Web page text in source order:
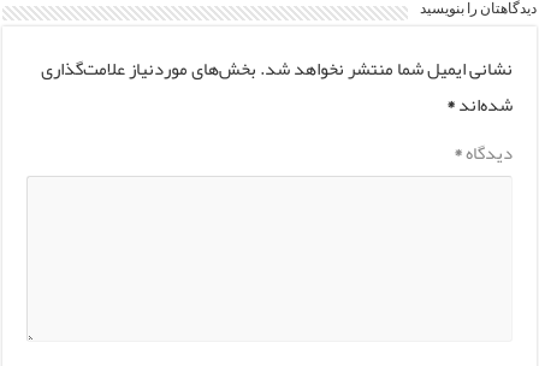
دیدگاهتان را بنویسید
نشانی ایمیل شما منتشر نخواهد شد.بخش‌های موردنیاز علامت‌گذاری
شده‌اند*
دیدگاه*